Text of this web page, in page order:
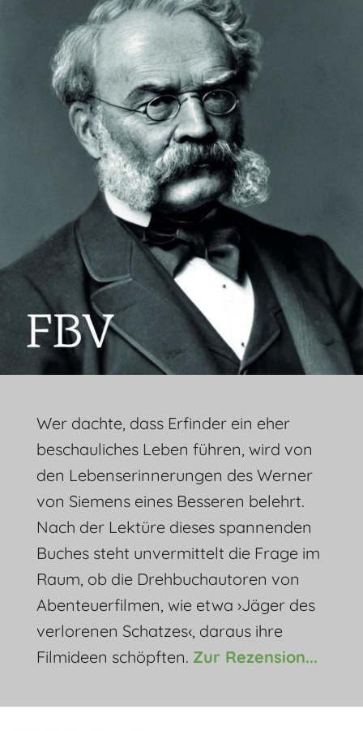
Wer dachte, dass Erfinder ein eher
beschauliches Leben führen, wird von
den Lebenserinnerungen des Werner
von Siemens eines Besseren belehrt.
Nach der Lektüre dieses spannenden
Buches steht unvermittelt die Frage im
Raum, ob die Drehbuchautoren von
Abenteuerfilmen, wie etwa ›Jäger des
verlorenen Schatzes‹, daraus ihre
Filmideen schöpften. Zur Rezension...